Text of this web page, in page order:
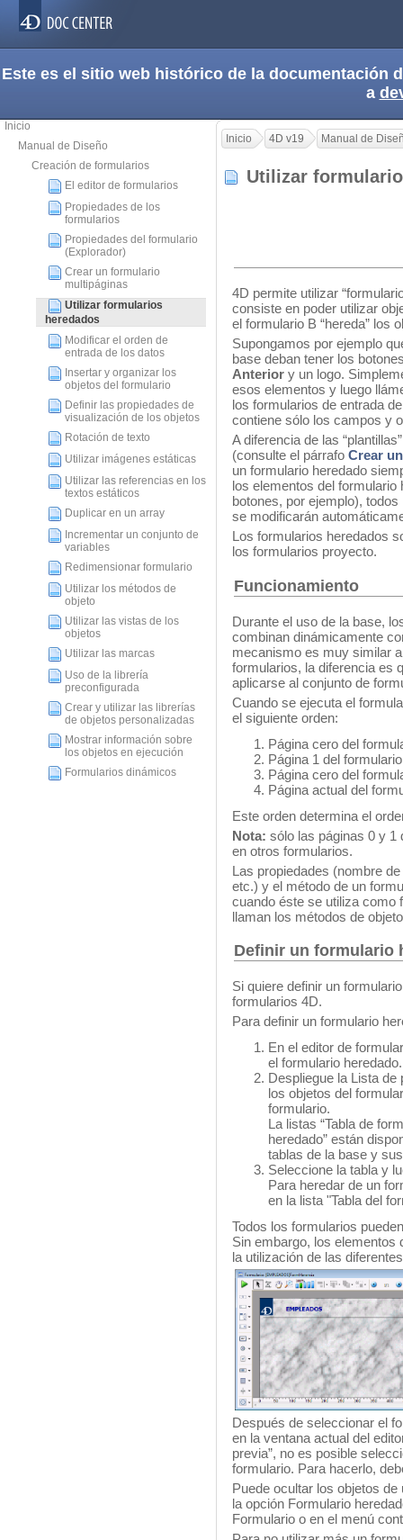
Este es el sitio web histórico de la documentación
a
Inicio
Manual de Diseño
Creación de formularios
El editor de formularios
Propiedades de los
formularios
Propiedades del formulario
(Explorador)
Crear un formulario
multipáginas
Utilizar formularios
heredados
Modificar el orden de
entrada de los datos
Insertar y organizar los
objetos del formulario
Definir las propiedades de
visualización de los objetos
Rotación de texto
Utilizar imágenes estáticas
Utilizar las referencias en los
textos estáticos
Duplicar en un array
Incrementar un conjunto de
variables
Redimensionar formulario
Utilizar los métodos de
objeto
Utilizar las vistas de los
objetos
Utilizar las marcas
Uso de la librería
preconfigurada
Crear y utilizar las librerías
de objetos personalizadas
Mostrar información sobre
los objetos en ejecución
Formularios dinámicos
Inicio 4D v19 Manual de
Utilizar
4D permite utilizar
consiste en poder utilizar
el formulario B “hereda” los
Supongamos por ejemplo
base deban tener los
Anterior y un logo.
esos elementos y luego
los formularios de entrada
contiene sólo los campos y
A diferencia de las
(consulte el párrafo Crear
un formulario heredado
los elementos del
botones, por ejemplo),
se modificarán
Los formularios heredados
los formularios proyecto.
Funcionamiento
Durante el uso de la base,
combinan dinámicamente
mecanismo es muy similar
formularios, la diferencia es
aplicarse al conjunto de
Cuando se ejecuta el
el siguiente orden:
Página cero del
Página 1 del
Página cero del
Página actual del
Este orden determina el
Nota: sólo las páginas 0 y 1
en otros formularios.
Las propiedades (nombre
etc.) y el método de un
cuando éste se utiliza como
llaman los métodos de
Definir un formulario
Si quiere definir un
formularios 4D.
Para definir un formulario
En el editor de
el formulario heredado.
Despliegue la Lista
los objetos del
formulario.
La listas “Tabla de
heredado” están
tablas de la base y
Seleccione la tabla y
Para heredar de un
en la lista "Tabla del
Todos los formularios
Sin embargo, los elementos
la utilización de las
Después de seleccionar el
en la ventana actual del
previa”, no es posible
formulario. Para hacerlo,
Puede ocultar los objetos
la opción Formulario
Formulario o en el menú